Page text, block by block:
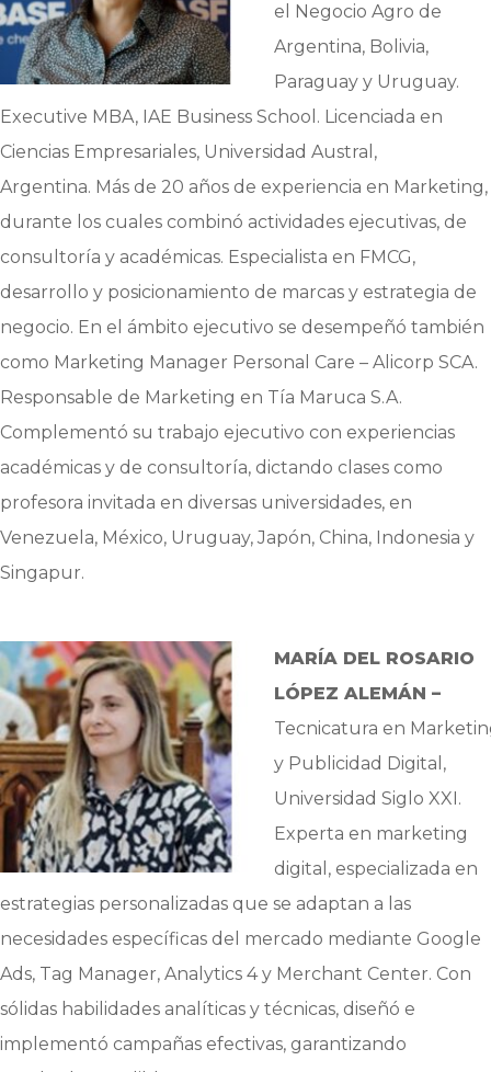
el Negocio Agro de
Argentina, Bolivia,
Paraguay y Uruguay.
Executive MBA, IAE Business School. Licenciada en
Ciencias Empresariales, Universidad Austral,
Argentina. Más de 20 años de experiencia en Marketing,
durante los cuales combinó actividades ejecutivas, de
consultoría y académicas. Especialista en FMCG,
desarrollo y posicionamiento de marcas y estrategia de
negocio. En el ámbito ejecutivo se desempeñó también
como Marketing Manager Personal Care – Alicorp SCA.
Responsable de Marketing en Tía Maruca S.A.
Complementó su trabajo ejecutivo con experiencias
académicas y de consultoría, dictando clases como
profesora invitada en diversas universidades, en
Venezuela, México, Uruguay, Japón, China, Indonesia y
Singapur.
MARÍA DEL ROSARIO
LÓPEZ ALEMÁN –
Tecnicatura en
y Publicidad Digital,
Universidad Siglo XXI.
Experta en marketing
digital, especializada en
estrategias personalizadas que se adaptan a las
necesidades específicas del mercado mediante Google
Ads, Tag Manager, Analytics 4 y Merchant Center. Con
sólidas habilidades analíticas y técnicas, diseñó e
implementó campañas efectivas, garantizando